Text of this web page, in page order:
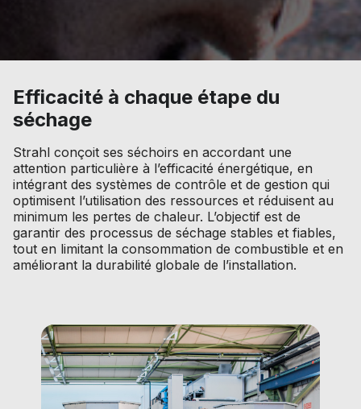
Efficacité à chaque étape du
séchage
Strahl conçoit ses séchoirs en accordant une
attention particulière à l’efficacité énergétique, en
intégrant des systèmes de contrôle et de gestion qui
optimisent l’utilisation des ressources et réduisent au
minimum les pertes de chaleur. L’objectif est de
garantir des processus de séchage stables et fiables,
tout en limitant la consommation de combustible et en
améliorant la durabilité globale de l’installation.